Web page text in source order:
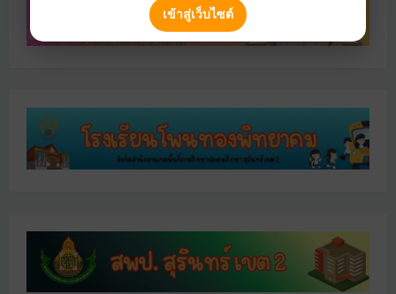
เข้าสู่เว็บไซต์